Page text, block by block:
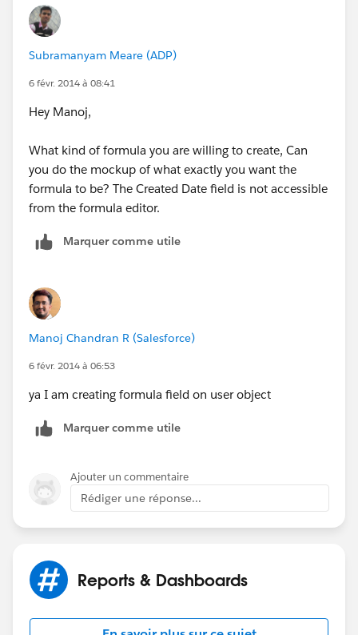
Subramanyam Meare (ADP)
6 févr. 2014 à 08:41
Hey Manoj,
What kind of formula you are willing to create, Can
you do the mockup of what exactly you want the
formula to be? The Created Date field is not accessible
from the formula editor.
Marquer comme utile
Manoj Chandran R (Salesforce)
6 févr. 2014 à 06:53
ya I am creating formula field on user object
Marquer comme utile
Ajouter un commentaire
Rédiger une réponse...
Reports & Dashboards